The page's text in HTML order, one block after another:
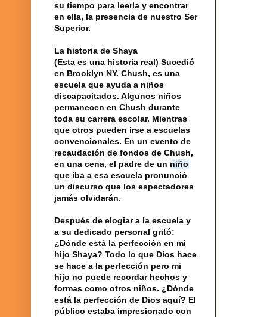
su tiempo para leerla y encontrar
en ella, la presencia de nuestro Ser
Superior.
La historia de Shaya
(Esta es una historia real) Sucedió
en Brooklyn NY. Chush, es una
escuela que ayuda a niños
discapacitados. Algunos niños
permanecen en Chush durante
toda su carrera escolar. Mientras
que otros pueden irse a escuelas
convencionales. En un evento de
recaudación de fondos de Chush,
en una cena, el padre de un niño
que iba a esa escuela pronunció
un discurso que los espectadores
jamás olvidarán.
Después de elogiar a la escuela y
a su dedicado personal gritó:
¿Dónde está la perfección en mi
hijo Shaya? Todo lo que Dios hace
se hace a la perfección pero mi
hijo no puede recordar hechos y
formas como otros niños. ¿Dónde
está la perfección de Dios aquí? El
público estaba impresionado con